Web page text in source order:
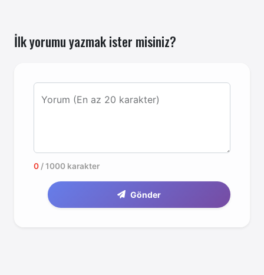
İlk yorumu yazmak ister misiniz?
Yorum (En az 20 karakter)
0 / 1000 karakter
Gönder